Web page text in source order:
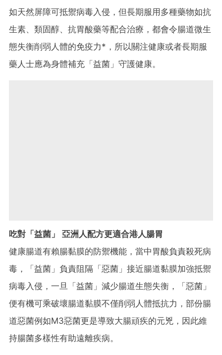
如天然屏障可抵禦病毒入侵，但長期服用多種藥物如抗
生素、類固醇、抗胃酸藥等配合治療，都會令腸道微生
態失衡削弱人體的免疫力*，所以關注健康或者長期服
藥人士應為身體補充「益菌」守護健康。
吃對「益菌」 亞洲人配方更適合港人腸胃
健康腸道有賴腸黏膜的防禦機能，當中胃酸負責殺死病
毒，「益菌」負責阻隔「惡菌」接近腸道黏膜加強抵禦
病毒入侵，一旦「益菌」減少腸道生態失衡，「惡菌」
便有機可乘破壞腸道黏膜不僅削弱人體抵抗力，部份腸
道惡菌例如M3惡菌更是導致大腸頑疾的元兇，因此維
持腸菌多樣性有助遠離疾病。